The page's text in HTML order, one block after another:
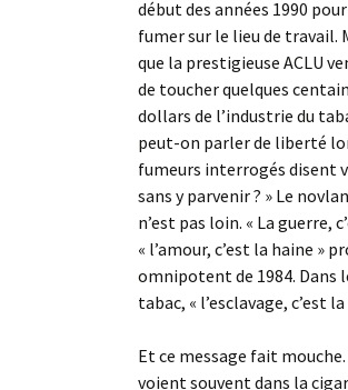
début des années 1990
fumer sur le lieu de travail.
que la prestigieuse ACLU
de toucher quelques
dollars de l’industrie du
peut-on parler de liberté
fumeurs interrogés disent
sans y parvenir ? » Le
n’est pas loin. « La guerre,
« l’amour, c’est la haine »
omnipotent de 1984. Dans
tabac, « l’esclavage, c’est
Et ce message fait
voient souvent dans la